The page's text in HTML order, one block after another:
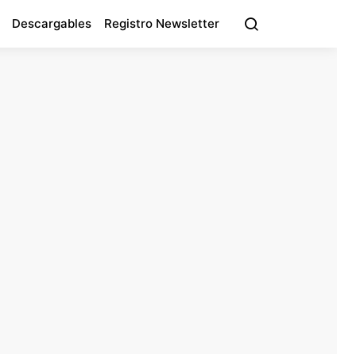
Descargables Registro Newsletter